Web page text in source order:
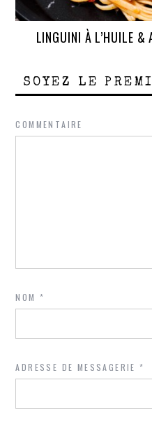
LINGUINI À L’HUILE &
SOYEZ LE
COMMENTAIRE
NOM*
ADRESSE DE MESSAGERIE*